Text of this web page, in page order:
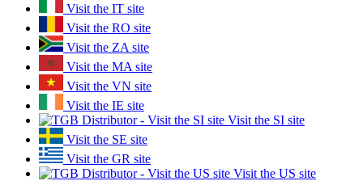
Visit the IT site
Visit the RO site
Visit the ZA site
Visit the MA site
Visit the VN site
Visit the IE site
Visit the SI site
Visit the SE site
Visit the GR site
Visit the US site